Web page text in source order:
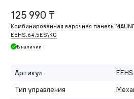
125 990 ₸
Комбинированная варочная панель
EEHS.64.5ES\KG
В наличии
Артикул
Тип управления